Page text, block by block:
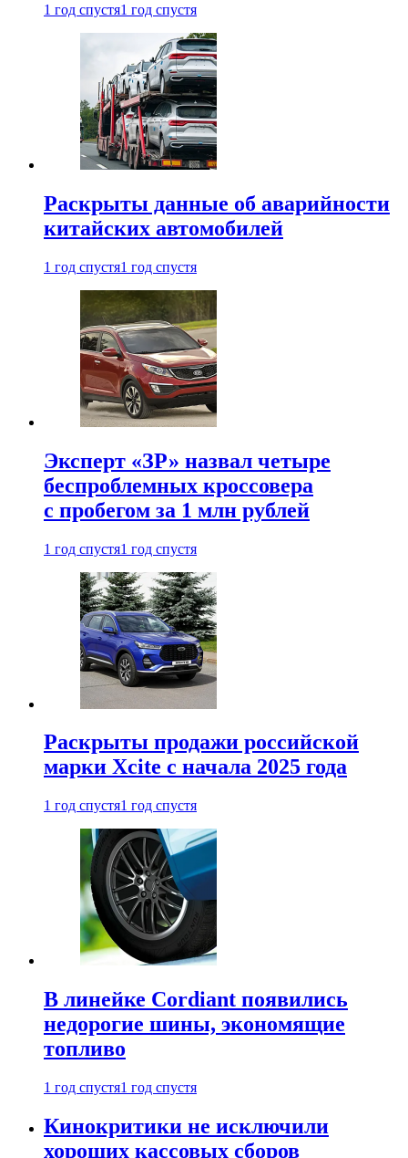
1 год спустя1 год спустя
Раскрыты данные об аварийности
китайских автомобилей
1 год спустя1 год спустя
Эксперт «ЗР» назвал четыре
беспроблемных кроссовера
с пробегом за 1 млн рублей
1 год спустя1 год спустя
Раскрыты продажи российской
марки Xcite с начала 2025 года
1 год спустя1 год спустя
В линейке Cordiant появились
недорогие шины, экономящие
топливо
1 год спустя1 год спустя
Кинокритики не исключили
хороших кассовых сборов